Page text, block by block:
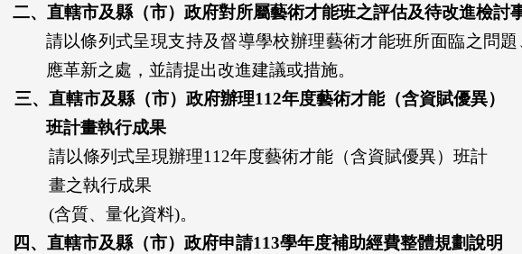
二、直轄市及縣（市）政府對所屬藝術才能班之評估及待改進檢討
請以條列式呈現支持及督導學校辦理藝術才能班所面臨之問
應革新之處，並請提出改進建議或措施。
三、直轄市及縣（市）政府辦理112年度藝術才能（含資賦優異）
班計畫執行成果
請以條列式呈現辦理112年度藝術才能（含資賦優異）班計
畫之執行成果
(含質、量化資料)。
四、直轄市及縣（市）政府申請113學年度補助經費整體規劃說明